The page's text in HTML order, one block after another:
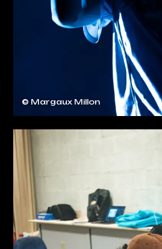
© Margaux Millon
LE TEMPS MACHINE
02 47 48 90 60
MENTIONS LÉGALES
POLITIQUE DE CONFIDENTIALITÉ
J'AI UN CODE PROMO
RETROUVER VOS COMMANDES